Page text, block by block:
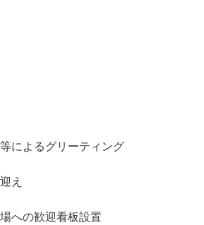
によるグリーティング
え
への歓迎看板設置